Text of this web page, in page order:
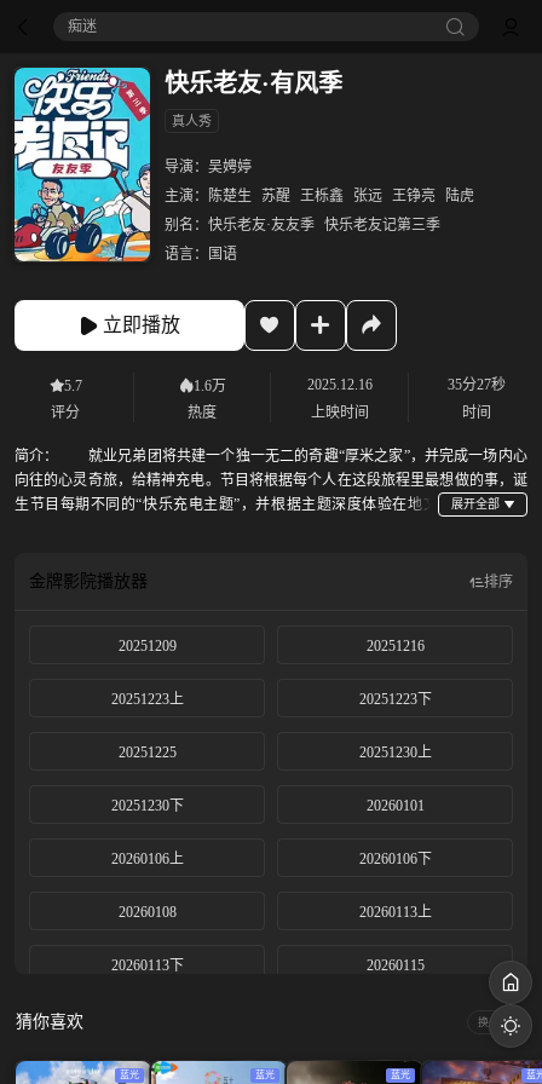
痴迷
快乐老友·有风季
真人秀
导演： 吴娉婷
主演：
陈楚生 苏醒 王栎鑫 张远 王铮亮
陆虎
别名： 快乐老友·友友季 快乐老友记第三季
语言：
国语
立即播放
5.7
评分
1.6万
热度
2025.12.16
上映时间
35分27秒
时间
简介：
就业兄弟团将共建一个独一无二的奇趣“厚米之家”，并完成一场内心
向往的心灵奇旅，给精神充电。节目将根据每个人在这段旅程里最想做的事，诞
生节目每期不同的“快乐充电主题”，并根据主题深度体验在地文
金牌影院播放器 排序
20251209 20251216
20251223上 20251223下
20251225 20251230上
20251230下 20260101
20260106上 20260106下
20260108 20260113上
20260113下 20260115
20260120 20260121
猜你喜欢 换一换
蓝光 蓝光 蓝光 蓝